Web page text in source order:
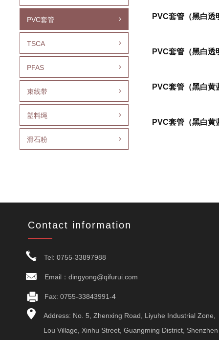
PVC套管
TSCA
PFAS
束线带
塑料绳
滑石粉
PVC套管（黑白透
PVC套管（黑白透
PVC套管（黑白
PVC套管（黑白
Fax: 0755-33843991-4
Tel: 0755-33897988
Email：dingyong@qifurui.com
Address: No. 5, Zhenxing Road, Liyuhe Industrial Zone,
Lou Village, Xinhu Street, Guangming District, Shenzhen
Contact information